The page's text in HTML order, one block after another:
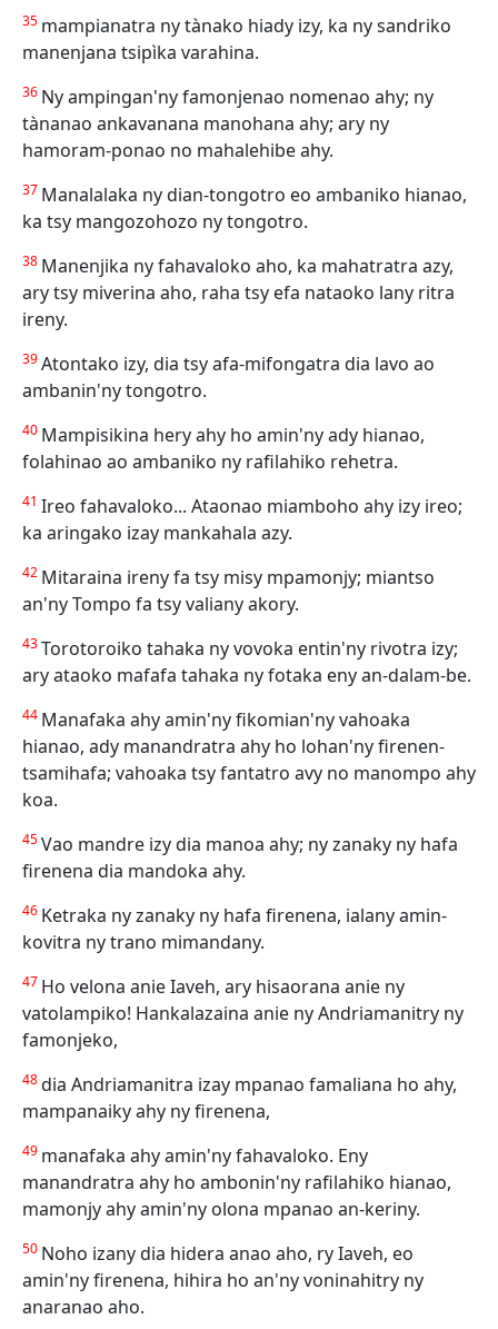
35 mampianatra ny tànako hiady izy, ka ny sandriko
manenjana tsipìka varahina.
36 Ny ampingan'ny famonjenao nomenao ahy; ny
tànanao ankavanana manohana ahy; ary ny
hamoram-ponao no mahalehibe ahy.
37 Manalalaka ny dian-tongotro eo ambaniko hianao,
ka tsy mangozohozo ny tongotro.
38 Manenjika ny fahavaloko aho, ka mahatratra azy,
ary tsy miverina aho, raha tsy efa nataoko lany ritra
ireny.
39Atontako izy, dia tsy afa-mifongatra dia lavo ao
ambanin'ny tongotro.
40 Mampisikina hery ahy ho amin'ny ady hianao,
folahinao ao ambaniko ny rafilahiko rehetra.
41 Ireo fahavaloko... Ataonao miamboho ahy izy ireo;
ka aringako izay mankahala azy.
42 Mitaraina ireny fa tsy misy mpamonjy; miantso
an'ny Tompo fa tsy valiany akory.
43Torotoroiko tahaka ny vovoka entin'ny rivotra izy;
ary ataoko mafafa tahaka ny fotaka eny an-dalam-be.
44 Manafaka ahy amin'ny fikomian'ny vahoaka
hianao, ady manandratra ahy ho lohan'ny firenen-
tsamihafa; vahoaka tsy fantatro avy no manompo ahy
koa.
45Vao mandre izy dia manoa ahy; ny zanaky ny hafa
firenena dia mandoka ahy.
46 Ketraka ny zanaky ny hafa firenena, ialany amin-
kovitra ny trano mimandany.
47 Ho velona anie Iaveh, ary hisaorana anie ny
vatolampiko! Hankalazaina anie ny Andriamanitry ny
famonjeko,
48dia Andriamanitra izay mpanao famaliana ho ahy,
mampanaiky ahy ny firenena,
49 manafaka ahy amin'ny fahavaloko. Eny
manandratra ahy ho ambonin'ny rafilahiko hianao,
mamonjy ahy amin'ny olona mpanao an-keriny.
50 Noho izany dia hidera anao aho, ry Iaveh, eo
amin'ny firenena, hihira ho an'ny voninahitry ny
anaranao aho.